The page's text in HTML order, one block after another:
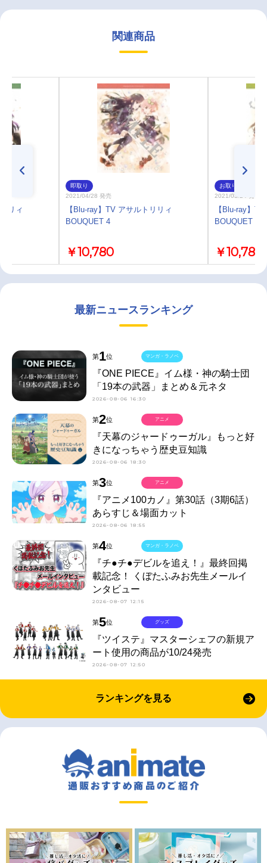
関連商品
リィ
即取り
2021/04/28 発売
【Blu-ray】TV アサルトリリィ
BOUQUET 4
￥10,780
お取り寄せ
2021/03/24 発売
【Blu-ray】
BOUQUET 3
￥10,780
最新ニュースランキング
第1位
『ONE PIECE』イム様・神の騎士団
「19本の武器」まとめ＆元ネタ
2026-08-06 16:30
マンガ・ラノベ
第2位
『天幕のジャードゥーガル』もっと好
きになっちゃう歴史豆知識
2026-08-06 18:30
アニメ
第3位
『アニメ100カノ』第30話（3期6話）
あらすじ＆場面カット
2026-08-06 18:55
アニメ
第4位
『チ●チ●デビルを追え！』最終回掲
載記念！ くぼたふみお先生メールイ
ンタビュー
2026-08-07 12:15
マンガ・ラノベ
第5位
『ツイステ』マスターシェフの新規ア
ート使用の商品が10/24発売
2026-08-07 12:50
グッズ
ランキングを見る